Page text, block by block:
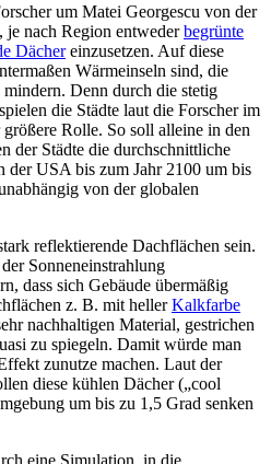
um Matei Georgescu von der
je nach Region entwederbegrünte
Dächereinzusetzen. Auf diese
Wärmeinseln sind, die
Denn durch die stetig
die Städte laut die Forscher im
Rolle. So soll alleine in den
der Städte die durchschnittliche
der USA bis zum Jahr 2100 um bis
von der globalen
reflektierende Dachflächen sein.
Sonneneinstrahlung
dass sich Gebäude übermäßig
z. B. mit hellerKalkfarbe
nachhaltigen Material, gestrichen
zu spiegeln. Damit würde man
zunutze machen. Laut der
diese kühlen Dächer („cool
um bis zu 1,5 Grad senken
eine Simulation, in die